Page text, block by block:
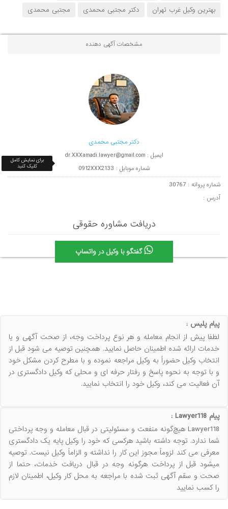
بهترین وکیل غرب تهران
دکتر مجتبی محمدی مجتبی محمدی
مشخصات آگهی دهنده
دکتر مجتبی محمدی
ایمیل : dr.XXXamadi.lawyer@gmail.com
شماره موبایل : 0912XXX2133
برای نمایش کامل
کلیک کنید
شماره پروانه : 30767
آدرس :
دریافت مشاوره حقوقی
گفتگو با وکیل در واتساپ
پیام پلیس :
لطفا پیش از انجام معامله و هر نوع پرداخت وجه، از صحت آگهی و یا
خدمات ارائه شده اطمینان حاصل نمایید. همچنین توصیه می شود قبل از
انتخاب وکیل حضوراً به وکیل مراجعه نموده و با مطرح کردن مشکل خود
و با توجه به نحوه پاسخ و رفتار حرفه ای و محلی که وکیل دادگستری در
آن فعالیت می کند، وکیل خود را انتخاب نمایید.
پیام Lawyer118 :
Lawyer118 هیچ‌گونه منفعت و مسئولیتی در قبال معامله و وجه پرداختی
شما ندارد. توجه داشته باشید هرکسی که خود را وکیل پایه یک دادگستری
معرفی می کند لزوماً مجوز این کار را نداشته و الزاماً وکیل نیست. توصیه
میشود قبل از پرداخت هرگونه وجه در قبال دریافت خدمات، حتما از
صحت و سقم آگهی ثبت شده با مراجعه به محل کار وکیل، اطمینان لازم
را کسب نمایید